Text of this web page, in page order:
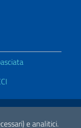
e analitici.